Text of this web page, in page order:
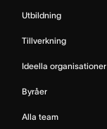
Utbildning
Tillverkning
Ideella organisationer
Byråer
Alla team